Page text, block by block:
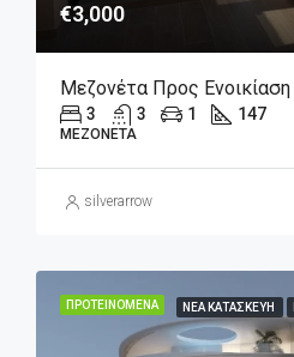
€3,000
3 3 1 147
ΜΕΖΟΝΈΤΑ
silverarrow
ΠΡΟΤΕΙΝΌΜΕΝΑ ΝΈΑ ΚΑΤΑΣΚΕΥΉ